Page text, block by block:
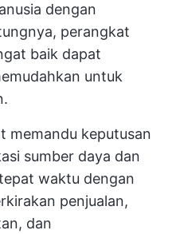
dengan
perangkat
baik dapat
untuk
memandu keputusan
sumber daya dan
waktu dengan
penjualan,
dan